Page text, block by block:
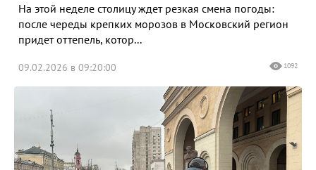
На этой неделе столицу ждет резкая смена погоды:
после череды крепких морозов в Московский регион
придет оттепель, котор...
09.02.2026 в 09:20:00 1092